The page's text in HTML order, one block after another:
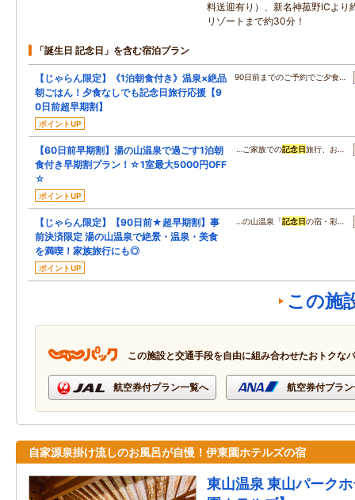
料送迎有り）、新名神菰野ICより
リゾートまで約30分！
「誕生日 記念日」を含む宿泊プラン
【じゃらん限定】《1泊朝食付き》温泉×絶品
朝ごはん！夕食なしでも記念日旅行応援【9
0日前超早期割】
ポイントUP
90日前までのご予約でご夕食…
【60日前早期割】湯の山温泉で過ごす1泊朝
食付き早期割プラン！☆1室最大5000円OFF
☆
ポイントUP
…ご家族での記念日旅行、お…
【じゃらん限定】【90日前★超早期割】事
前決済限定 湯の山温泉で絶景・温泉・美食
を満喫！家族旅行にも◎
ポイントUP
…の山温泉「記念日の宿・彩…
この施
この施設と交通手段を自由に組み合わせたおトクな
航空券付プラン一覧へ 航空券付プラ
自家源泉掛け流しのお風呂が自慢！伊東園ホテルズの宿
東山温泉 東山パーク